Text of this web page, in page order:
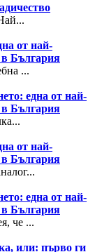
от най-
България
...
една от най-
България
от най-
България
една от най-
България
че ...
или: първо ги